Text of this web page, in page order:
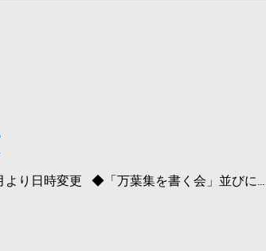
り日時変更 ◆「万葉集を書く会」並びに...